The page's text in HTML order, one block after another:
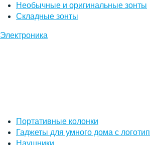
Необычные и оригинальные зонты
Складные зонты
Электроника
Портативные колонки
Гаджеты для умного дома с
Наушники